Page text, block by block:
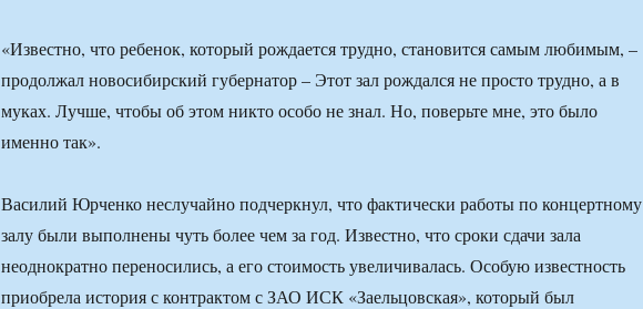
«Известно, что ребенок, который рождается трудно, становится самым любимым, –
продолжал новосибирский губернатор – Этот зал рождался не просто трудно, а в
муках. Лучше, чтобы об этом никто особо не знал. Но, поверьте мне, это было
именно так».
Василий Юрченко неслучайно подчеркнул, что фактически работы по концертному
залу были выполнены чуть более чем за год. Известно, что сроки сдачи зала
неоднократно переносились, а его стоимость увеличивалась. Особую известность
приобрела история с контрактом с ЗАО ИСК «Заельцовская», который был